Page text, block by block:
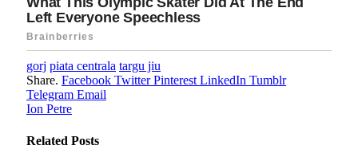
gorj piata centrala targu jiu
Share. Facebook Twitter Pinterest LinkedIn Tumblr
Telegram Email
Ion Petre
Related Posts